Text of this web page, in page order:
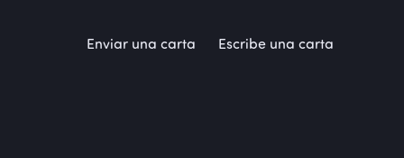
Enviar una carta Escribe una carta